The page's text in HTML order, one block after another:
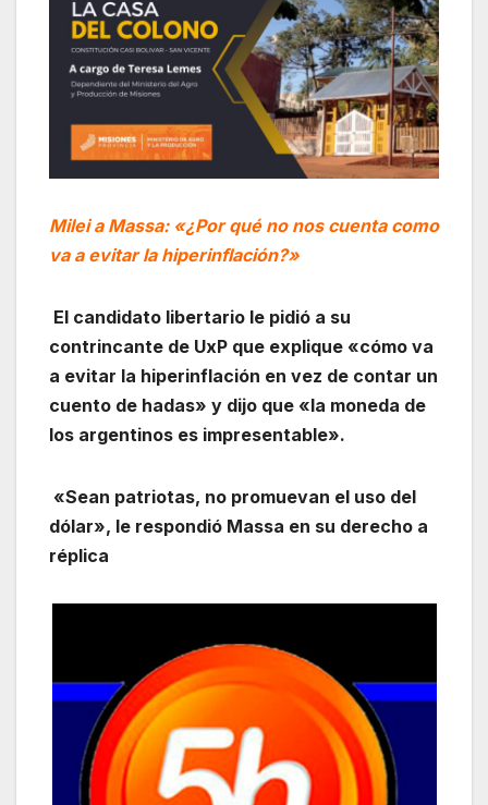
Milei a Massa: «¿Por qué no nos cuenta como
va a evitar la hiperinflación?»
El candidato libertario le pidió a su
contrincante de UxP que explique «cómo va
a evitar la hiperinflación en vez de contar un
cuento de hadas» y dijo que «la moneda de
los argentinos es impresentable».
«Sean patriotas, no promuevan el uso del
dólar», le respondió Massa en su derecho a
réplica